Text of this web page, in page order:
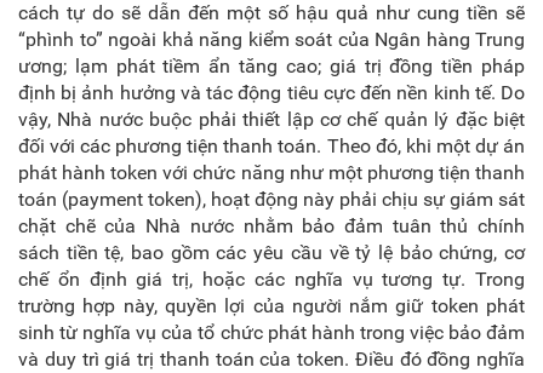
cách tự do sẽ dẫn đến một số hậu quả như cung tiền sẽ
“phình to” ngoài khả năng kiểm soát của Ngân hàng Trung
ương; lạm phát tiềm ẩn tăng cao; giá trị đồng tiền pháp
định bị ảnh hưởng và tác động tiêu cực đến nền kinh tế. Do
vậy, Nhà nước buộc phải thiết lập cơ chế quản lý đặc biệt
đối với các phương tiện thanh toán. Theo đó, khi một dự án
phát hành token với chức năng như một phương tiện thanh
toán (payment token), hoạt động này phải chịu sự giám sát
chặt chẽ của Nhà nước nhằm bảo đảm tuân thủ chính
sách tiền tệ, bao gồm các yêu cầu về tỷ lệ bảo chứng, cơ
chế ổn định giá trị, hoặc các nghĩa vụ tương tự. Trong
trường hợp này, quyền lợi của người nắm giữ token phát
sinh từ nghĩa vụ của tổ chức phát hành trong việc bảo đảm
và duy trì giá trị thanh toán của token. Điều đó đồng nghĩa